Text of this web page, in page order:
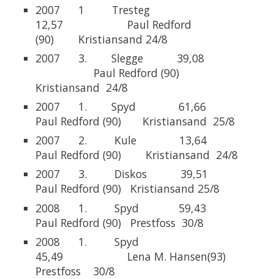
2007 1 Tresteg
12,57 Paul Redford
(90) Kristiansand 24/8
2007 3. Slegge 39,08
Paul Redford (90)
Kristiansand 24/8
2007 1. Spyd 61,66
Paul Redford (90) Kristiansand 25/8
2007 2. Kule 13,64
Paul Redford (90) Kristiansand 24/8
2007 3. Diskos 39,51
Paul Redford (90) Kristiansand 25/8
2008 1. Spyd 59,43
Paul Redford (90) Prestfoss 30/8
2008 1. Spyd
45,49 Lena M. Hansen(93)
Prestfoss 30/8